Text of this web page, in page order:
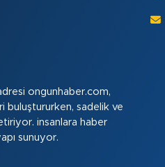
ongunhaber.com,
buluştururken, sadelik ve
insanlara haber
sunuyor.